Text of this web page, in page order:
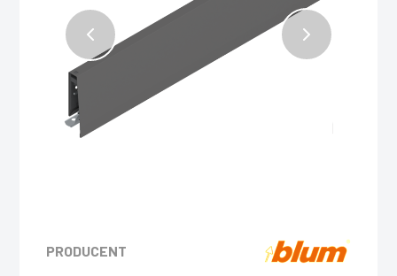
PRODUCENT